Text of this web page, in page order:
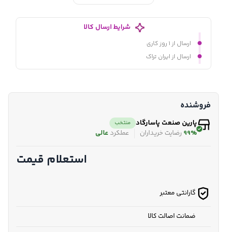
شرایط ارسال کالا
ارسال از ۱ روز کاری
ارسال از ایران تراک
فروشنده
پارین صنعت پاسارگاد منتخب
99% رضایت خریداران عملکرد عالی
استعلام قیمت
گارانتی معتبر
ضمانت اصالت کالا